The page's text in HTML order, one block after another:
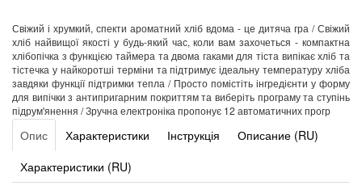
Свіжий і хрумкий, спекти ароматний хліб вдома - це дитяча гра / Свіжий
хліб найвищої якості у будь-який час, коли вам захочеться - компактна
хлібопічка з функцією таймера та двома гаками для тіста випікає хліб та
тістечка у найкоротші терміни та підтримує ідеальну температуру хліба
завдяки функції підтримки тепла / Просто помістіть інгредієнти у форму
для випічки з антипригарним покриттям та виберіть програму та ступінь
підрум'янення / Зручна електроніка пропонує 12 автоматичних прогр
Опис Характеристики Інструкція
Описание (RU)
Характеристики (RU)